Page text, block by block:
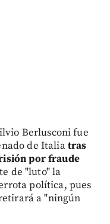
Berlusconi fue
de Italiatras
por fraude
de "luto" la
política, pues
a "ningún